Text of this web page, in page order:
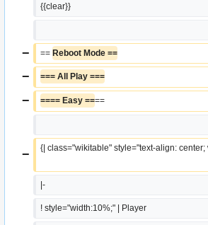
{{clear}}
− == Reboot Mode ==
− === All Play ===
− ==== Easy ====
− {| class="wikitable" style="text-align: center;
|-
! style="width:10%;" | Player